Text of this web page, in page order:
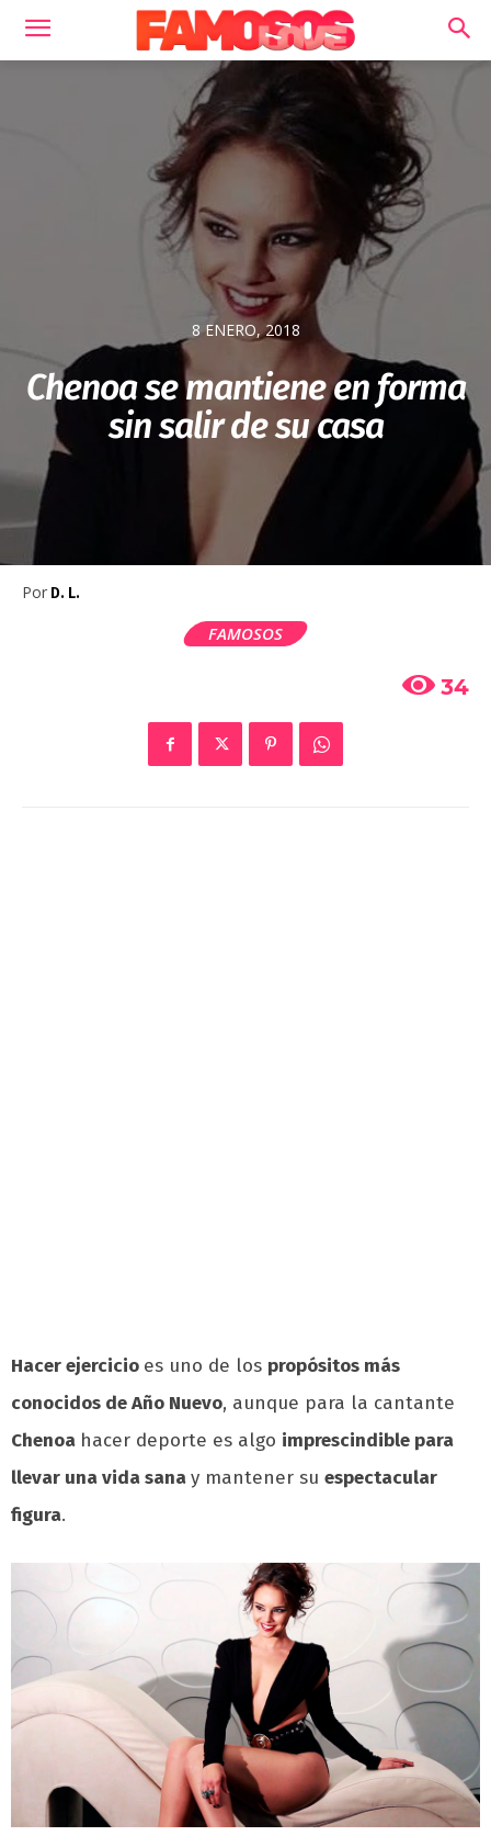
8 ENERO, 2018
Chenoa se mantiene en forma
sin salir de su casa
Por D. L.
FAMOSOS
34
Hacer ejercicio es uno de los propósitos más
conocidos de Año Nuevo, aunque para la cantante
Chenoa hacer deporte es algo imprescindible para
llevar una vida sanay mantener su espectacular
figura.